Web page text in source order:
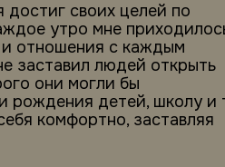
своих целей по
утро мне
отношения с каждым
заставил людей открыть
они могли бы
рождения детей, школу и
комфортно, заставляя